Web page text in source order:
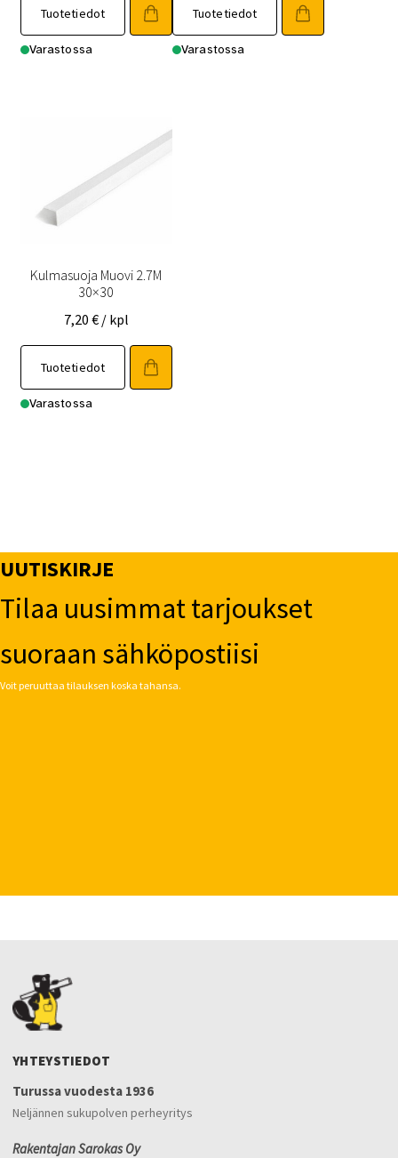
Tuotetiedot
Varastossa
Tuotetiedot
Varastossa
Kulmasuoja Muovi 2.7M
30×30
7,20 € / kpl
Tuotetiedot
Varastossa
UUTISKIRJE
Tilaa uusimmat tarjoukset
suoraan sähköpostiisi
Voit peruuttaa tilauksen koska tahansa.
YHTEYSTIEDOT
Turussa vuodesta 1936
Neljännen sukupolven perheyritys
Rakentajan Sarokas Oy